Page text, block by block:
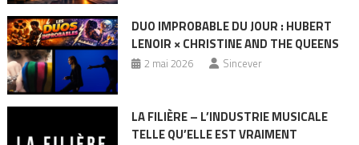
DUO IMPROBABLE DU JOUR : HUBERT
LENOIR × CHRISTINE AND THE QUEENS
2 mai 2026 Sincever
LA FILIÈRE – L’INDUSTRIE MUSICALE
TELLE QU’ELLE EST VRAIMENT